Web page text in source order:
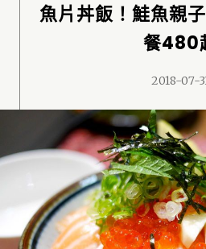
魚片丼飯！鮭魚親
餐480
2018-07-